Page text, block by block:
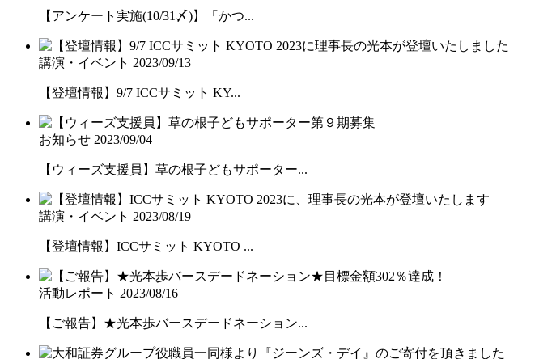
【アンケート実施(10/31〆)】「かつ...
講演・イベント 2023/09/13
【登壇情報】9/7 ICCサミット KY...
お知らせ 2023/09/04
【ウィーズ支援員】草の根子どもサポーター...
講演・イベント 2023/08/19
【登壇情報】ICCサミット KYOTO ...
活動レポート 2023/08/16
【ご報告】★光本歩バースデードネーション...